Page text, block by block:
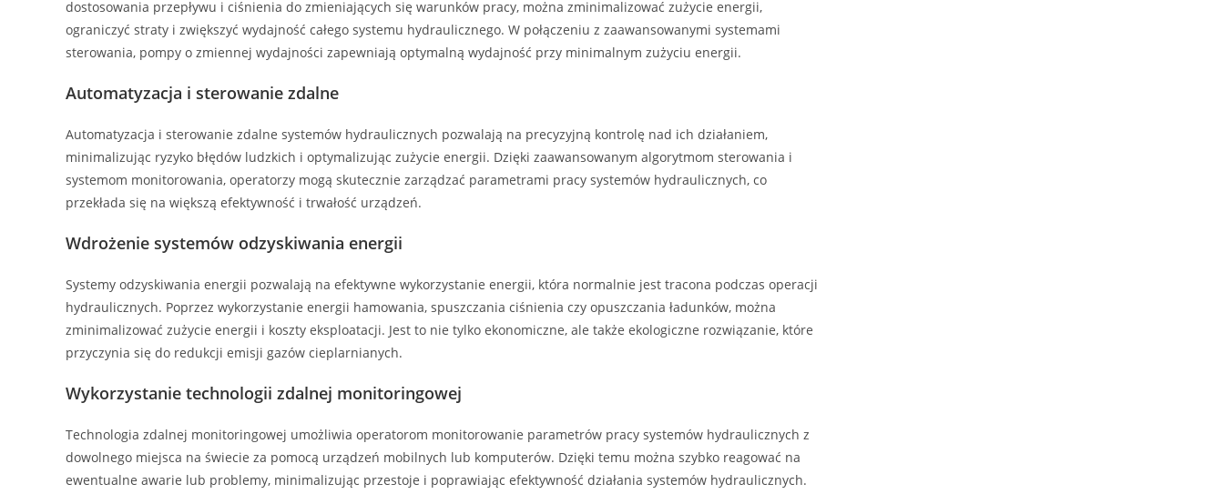
dostosowania przepływu i ciśnienia do zmieniających się warunków pracy, można zminimalizować zużycie energii,
ograniczyć straty i zwiększyć wydajność całego systemu hydraulicznego. W połączeniu z zaawansowanymi systemami
sterowania, pompy o zmiennej wydajności zapewniają optymalną wydajność przy minimalnym zużyciu energii.
Automatyzacja i sterowanie zdalne
Automatyzacja i sterowanie zdalne systemów hydraulicznych pozwalają na precyzyjną kontrolę nad ich działaniem,
minimalizując ryzyko błędów ludzkich i optymalizując zużycie energii. Dzięki zaawansowanym algorytmom sterowania i
systemom monitorowania, operatorzy mogą skutecznie zarządzać parametrami pracy systemów hydraulicznych, co
przekłada się na większą efektywność i trwałość urządzeń.
Wdrożenie systemów odzyskiwania energii
Systemy odzyskiwania energii pozwalają na efektywne wykorzystanie energii, która normalnie jest tracona podczas operacji
hydraulicznych. Poprzez wykorzystanie energii hamowania, spuszczania ciśnienia czy opuszczania ładunków, można
zminimalizować zużycie energii i koszty eksploatacji. Jest to nie tylko ekonomiczne, ale także ekologiczne rozwiązanie, które
przyczynia się do redukcji emisji gazów cieplarnianych.
Wykorzystanie technologii zdalnej monitoringowej
Technologia zdalnej monitoringowej umożliwia operatorom monitorowanie parametrów pracy systemów hydraulicznych z
dowolnego miejsca na świecie za pomocą urządzeń mobilnych lub komputerów. Dzięki temu można szybko reagować na
ewentualne awarie lub problemy, minimalizując przestoje i poprawiając efektywność działania systemów hydraulicznych.